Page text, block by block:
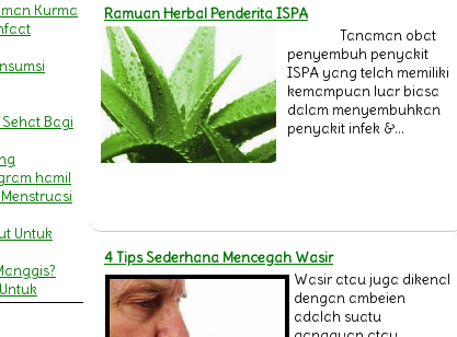
Kurma
Bagi
hamil
Untuk
Ramuan Herbal Penderita ISPA
Tanaman obat
penyembuh penyakit
ISPA yang telah memiliki
kemampuan luar biasa
dalam menyembuhkan
penyakit infek &...
4 Tips Sederhana Mencegah Wasir
Wasir atau juga dikenal
dengan ambeien
adalah suatu